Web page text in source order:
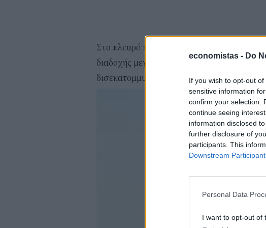
economistas - Do
If you wish to opt-out
sensitive information
confirm your selection.
continue seeing
information disclosed
further disclosure of
participants. This
Downstream
Personal Data
I want to opt-out of
Στο πλευρό του Θεόδωρου βρίσκεται και ο
διαδοχής μεγάλων οικογενειών, ο οποίος
δισεκατομμυριούχο και εμφανίζεται